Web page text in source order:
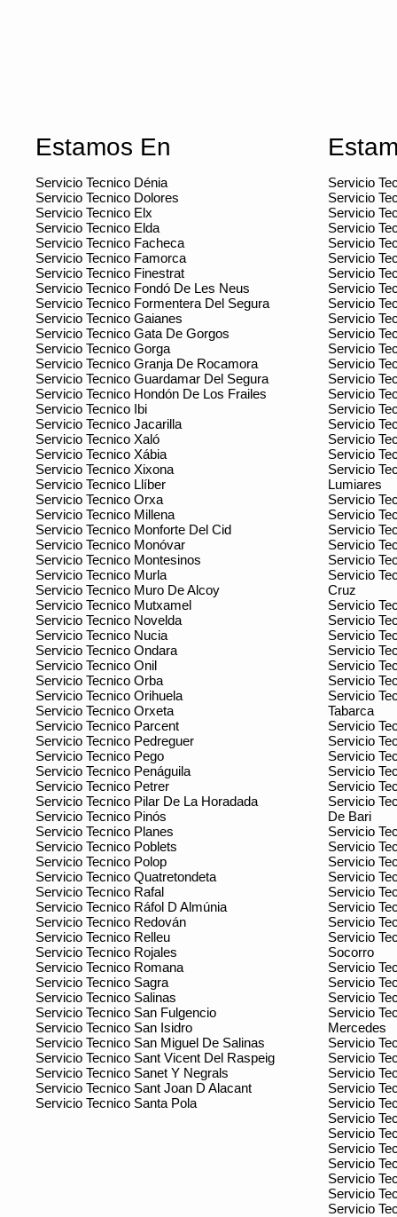
Estamos En
Servicio Tecnico Dénia
Servicio Tecnico Dolores
Servicio Tecnico Elx
Servicio Tecnico Elda
Servicio Tecnico Facheca
Servicio Tecnico Famorca
Servicio Tecnico Finestrat
Servicio Tecnico Fondó De Les Neus
Servicio Tecnico Formentera Del Segura
Servicio Tecnico Gaianes
Servicio Tecnico Gata De Gorgos
Servicio Tecnico Gorga
Servicio Tecnico Granja De Rocamora
Servicio Tecnico Guardamar Del Segura
Servicio Tecnico Hondón De Los Frailes
Servicio Tecnico Ibi
Servicio Tecnico Jacarilla
Servicio Tecnico Xaló
Servicio Tecnico Xábia
Servicio Tecnico Xixona
Servicio Tecnico Llíber
Servicio Tecnico Orxa
Servicio Tecnico Millena
Servicio Tecnico Monforte Del Cid
Servicio Tecnico Monóvar
Servicio Tecnico Montesinos
Servicio Tecnico Murla
Servicio Tecnico Muro De Alcoy
Servicio Tecnico Mutxamel
Servicio Tecnico Novelda
Servicio Tecnico Nucia
Servicio Tecnico Ondara
Servicio Tecnico Onil
Servicio Tecnico Orba
Servicio Tecnico Orihuela
Servicio Tecnico Orxeta
Servicio Tecnico Parcent
Servicio Tecnico Pedreguer
Servicio Tecnico Pego
Servicio Tecnico Penáguila
Servicio Tecnico Petrer
Servicio Tecnico Pilar De La Horadada
Servicio Tecnico Pinós
Servicio Tecnico Planes
Servicio Tecnico Poblets
Servicio Tecnico Polop
Servicio Tecnico Quatretondeta
Servicio Tecnico Rafal
Servicio Tecnico Ráfol D Almúnia
Servicio Tecnico Redován
Servicio Tecnico Relleu
Servicio Tecnico Rojales
Servicio Tecnico Romana
Servicio Tecnico Sagra
Servicio Tecnico Salinas
Servicio Tecnico San Fulgencio
Servicio Tecnico San Isidro
Servicio Tecnico San Miguel De Salinas
Servicio Tecnico Sant Vicent Del Raspeig
Servicio Tecnico Sanet Y Negrals
Servicio Tecnico Sant Joan D Alacant
Servicio Tecnico Santa Pola
Servicio
Servicio
Servicio
Servicio
Servicio
Servicio
Servicio
Servicio
Servicio
Servicio
Servicio
Servicio
Servicio
Servicio
Servicio
Servicio
Servicio
Servicio
Servicio
Servicio
Lumiares
Servicio
Servicio
Servicio
Servicio
Servicio
Servicio
Cruz
Servicio
Servicio
Servicio
Servicio
Servicio
Servicio
Servicio
Tabarca
Servicio
Servicio
Servicio
Servicio
Servicio
Servicio
De Bari
Servicio
Servicio
Servicio
Servicio
Servicio
Servicio
Servicio
Servicio
Socorro
Servicio
Servicio
Servicio
Servicio
Mercedes
Servicio
Servicio
Servicio
Servicio
Servicio
Servicio
Servicio
Servicio
Servicio
Servicio
Servicio
Servicio